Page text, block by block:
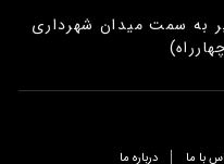
به سمت میدان شهرداری
با ما
درباره ما